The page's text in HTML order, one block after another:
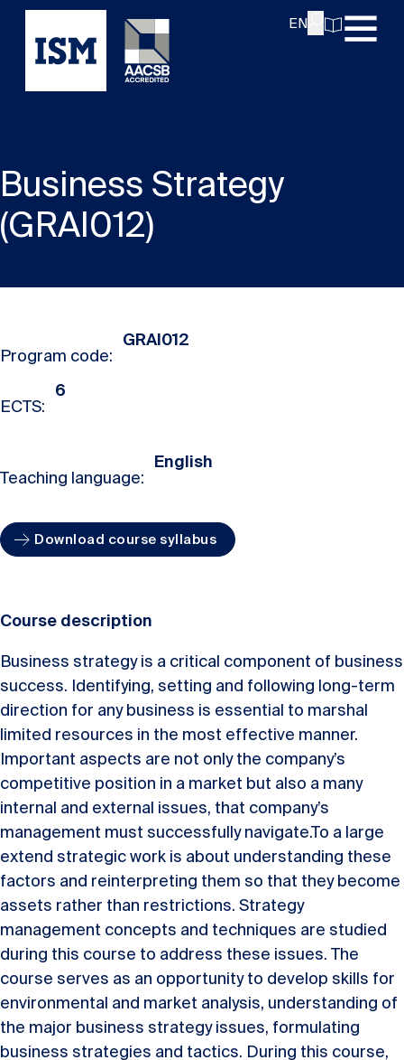
EN
Business Strategy
(GRAI012)
Program code:
GRAI012
ECTS:
6
Teaching language:
English
Download course syllabus
Course description
Business strategy is a critical component of business
success. Identifying, setting and following long-term
direction for any business is essential to marshal
limited resources in the most effective manner.
Important aspects are not only the company’s
competitive position in a market but also a many
internal and external issues, that company’s
management must successfully navigate.To a large
extend strategic work is about understanding these
factors and reinterpreting them so that they become
assets rather than restrictions. Strategy
management concepts and techniques are studied
during this course to address these issues. The
course serves as an opportunity to develop skills for
environmental and market analysis, understanding of
the major business strategy issues, formulating
business strategies and tactics. During this course,